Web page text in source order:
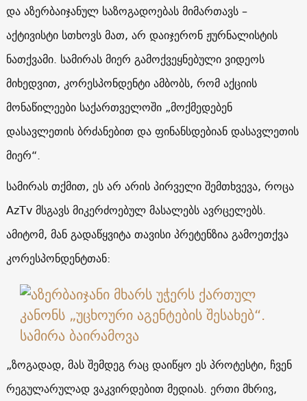
და აზერბაიჯანულ საზოგადოებას მიმართავს –
აქტივისტი სთხოვს მათ, არ დაიჯერონ ჟურნალისტის
ნათქვამი. სამირას მიერ გამოქვეყნებული ვიდეოს
მიხედვით, კორესპონდენტი ამბობს, რომ აქციის
მონაწილეები საქართველოში „მოქმედებენ
დასავლეთის ბრძანებით და ფინანსდებიან დასავლეთის
მიერ“.
სამირას თქმით, ეს არ არის პირველი შემთხვევა, როცა
AzTv მსგავს მიკერძოებულ მასალებს ავრცელებს.
ამიტომ, მან გადაწყვიტა თავისი პრეტენზია გამოეთქვა
კორესპონდენტთან:
„ზოგადად, მას შემდეგ რაც დაიწყო ეს პროტესტი, ჩვენ
რეგულარულად ვაკვირდებით მედიას. ერთი მხრივ,